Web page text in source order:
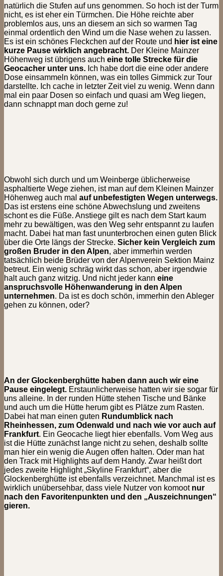
natürlich die Stufen auf uns genommen. So hoch ist der Turm
nicht, es ist eher ein Türmchen. Die Höhe reichte aber
problemlos aus, uns an diesem an sich so warmen Tag
einmal ordentlich den Wind um die Nase wehen zu lassen.
Es ist ein schönes Fleckchen auf der Route und hier ist eine
kurze Pause wirklich angebracht. Der Kleine Mainzer
Höhenweg ist übrigens auch eine tolle Strecke für die
Geocacher unter uns. Ich habe dort die eine oder andere
Dose einsammeln können, was ein tolles Gimmick zur Tour
darstellte. Ich cache in letzter Zeit viel zu wenig. Wenn dann
mal ein paar Dosen so einfach und quasi am Weg liegen,
dann schnappt man doch gerne zu!
Obwohl sich durch und um Weinberge üblicherweise
asphaltierte Wege ziehen, ist man auf dem Kleinen Mainzer
Höhenweg auch mal auf unbefestigten Wegen unterwegs.
Das ist erstens eine schöne Abwechslung und zweitens
schont es die Füße. Anstiege gilt es nach dem Start kaum
mehr zu bewältigen, was den Weg sehr entspannt zu laufen
macht. Dabei hat man fast ununterbrochen einen guten Blick
über die Orte längs der Strecke. Sicher kein Vergleich zum
großen Bruder in den Alpen, aber immerhin werden
tatsächlich beide Brüder von der Alpenverein Sektion Mainz
betreut. Ein wenig schräg wirkt das schon, aber irgendwie
halt auch ganz witzig. Und nicht jeder kann eine
anspruchsvolle Höhenwanderung in den Alpen
unternehmen. Da ist es doch schön, immerhin den Ableger
gehen zu können, oder?
An der Glockenberghütte haben dann auch wir eine
Pause eingelegt. Erstaunlicherweise hatten wir sie sogar für
uns alleine. In der runden Hütte stehen Tische und Bänke
und auch um die Hütte herum gibt es Plätze zum Rasten.
Dabei hat man einen guten Rundumblick nach
Rheinhessen, zum Odenwald und nach wie vor auch auf
Frankfurt. Ein Geocache liegt hier ebenfalls. Vom Weg aus
ist die Hütte zunächst lange nicht zu sehen, deshalb sollte
man hier ein wenig die Augen offen halten. Oder man hat
den Track mit Highlights auf dem Handy. Zwar heißt dort
jedes zweite Highlight „Skyline Frankfurt“, aber die
Glockenberghütte ist ebenfalls verzeichnet. Manchmal ist es
wirklich unübersehbar, dass viele Nutzer von komoot nur
nach den Favoritenpunkten und den „Auszeichnungen“
gieren.